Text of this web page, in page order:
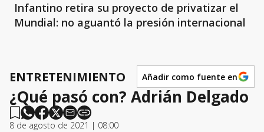
Infantino retira su proyecto de privatizar el
Mundial: no aguantó la presión internacional
ENTRETENIMIENTO Añadir como fuente en
¿Qué pasó con? Adrián Delgado
8 de agosto de 2021 | 08:00